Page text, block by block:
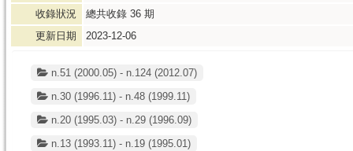
收錄狀況
總共收錄 36 期
更新日期
2023-12-06
n.51 (2000.05) - n.124 (2012.07)
n.30 (1996.11) - n.48 (1999.11)
n.20 (1995.03) - n.29 (1996.09)
n.13 (1993.11) - n.19 (1995.01)